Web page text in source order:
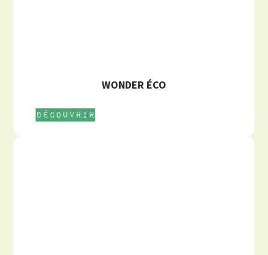
WONDER ÉCO
Découvrir